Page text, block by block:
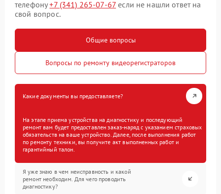
телефону+7 (341) 265-07-67 если не нашли ответ на
свой вопрос.
Общие вопросы
Вопросы по ремонту видеорегистраторов
Какие документы вы предоставляете?
На этапе приема устройства на диагностику и последующий
ремонт вам будет предоставлен заказ-наряд с указанием страховых
обязательств на ваше устройство. Далее, после выполнения работ
по ремонту техники, вы получите акт выполненных работ и
гарантийный талон.
Я уже знаю в чем неисправность и какой
ремонт необходим. Для чего проводить
диагностику?